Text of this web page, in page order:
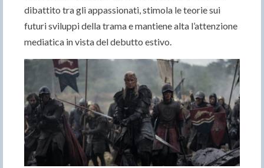
dibattito tra gli appassionati, stimola le teorie sui
futuri sviluppi della trama e mantiene alta l’attenzione
mediatica in vista del debutto estivo.